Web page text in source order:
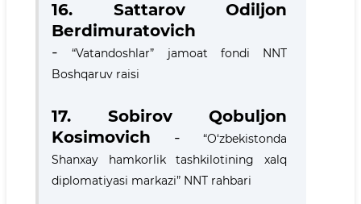
16. Sattarov Odiljon
Berdimuratovich
-“Vatandoshlar” jamoat fondi NNT
Boshqaruv raisi
17. Sobirov Qobuljon
Kosimovich -
“O‘zbekistonda
Shanxay hamkorlik tashkilotining xalq
diplomatiyasi markazi” NNT rahbari